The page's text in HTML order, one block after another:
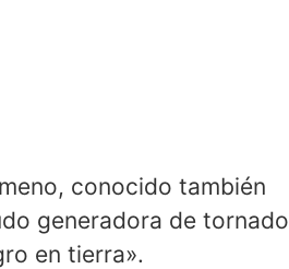
conocido también
generadora de tornado
en tierra».